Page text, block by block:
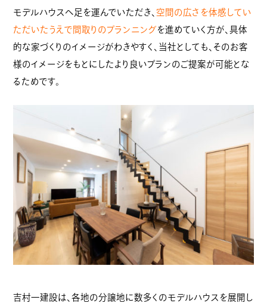
モデルハウスへ足を運んでいただき、 空間の広さを体感してい
ただいたうえで間取りのプランニング を進めていく方が、具体
的な家づくりのイメージがわきやすく、当社としても、そのお客
様のイメージをもとにしたより良いプランのご提案が可能とな
るためです。
吉村一建設は、各地の分譲地に数多くのモデルハウスを展開し